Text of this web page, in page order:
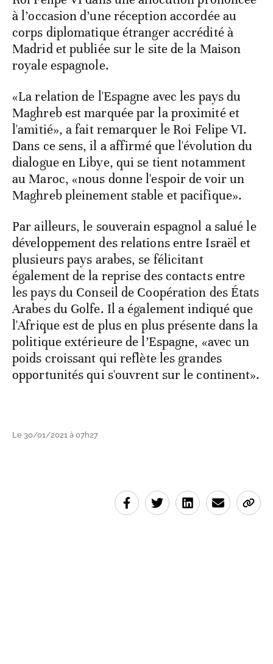
à l’occasion d’une réception accordée au
corps diplomatique étranger accrédité à
Madrid et publiée sur le site de la Maison
royale espagnole.
«La relation de l'Espagne avec les pays du
Maghreb est marquée par la proximité et
l'amitié», a fait remarquer le Roi Felipe VI.
Dans ce sens, il a affirmé que l'évolution du
dialogue en Libye, qui se tient notamment
au Maroc, «nous donne l'espoir de voir un
Maghreb pleinement stable et pacifique».
Par ailleurs, le souverain espagnol a salué le
développement des relations entre Israël et
plusieurs pays arabes, se félicitant
également de la reprise des contacts entre
les pays du Conseil de Coopération des États
Arabes du Golfe. Il a également indiqué que
l'Afrique est de plus en plus présente dans la
politique extérieure de l’Espagne, «avec un
poids croissant qui reflète les grandes
opportunités qui s'ouvrent sur le continent».
Le 30/01/2021 à 07h27